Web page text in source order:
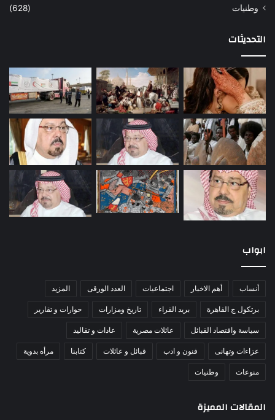
وطنيات
(628)
التحديثات
ابواب
أنساب أهم الاخبار اجتماعيات العدد الورقى المزيد
برتكول ج القاهرة بريد القراء تاريخ ومزارات حوارات و تقارير
سياسة واقتصاد القبائل عائلات مصرية عادات و تقاليد
عزاءات وتهانى فنون و ادب قبائل و عائلات كتابنا مرأه بدوية
منوعات وطنيات
المقالات المميزة